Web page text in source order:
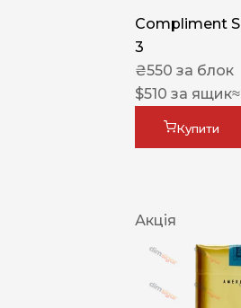
Compliment
3
₴550 за блок
$510 за ящик
Купити
Акція